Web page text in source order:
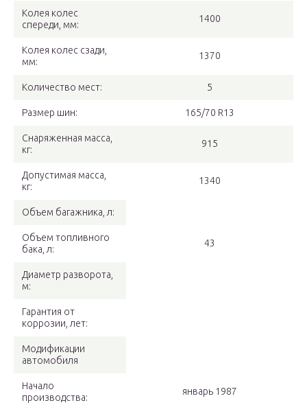
Колея колес
спереди, мм:
1400
Колея колес сзади,
мм:
1370
Количество мест: 5
Размер шин: 165/70 R13
Снаряженная масса,
кг:
915
Допустимая масса,
кг:
1340
Объем багажника, л:
Объем топливного
бака, л:
43
Диаметр разворота,
м:
Гарантия от
коррозии, лет:
Модификации
автомобиля
Начало
производства:
январь 1987